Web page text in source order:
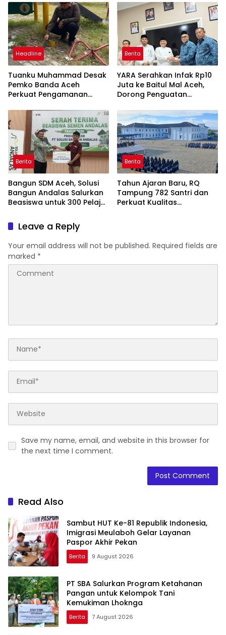
Headline
Tuanku Muhammad Desak
Pemko Banda Aceh
Perkuat Pengamanan
Berita
YARA Serahkan Infak Rp10
Juta ke Baitul Mal Aceh,
Dorong Penguatan
Amanah
Berita
Bangun SDM Aceh, Solusi
Bangun Andalas Salurkan
Beasiswa untuk 300 Pelajar
Berita
Tahun Ajaran Baru, RQ
Tampung 782 Santri dan
Perkuat Kualitas
Leave a Reply
Your email address will not be published. Required fields are
marked *
Save my name, email, and website in this browser for
the next time I comment.
Read Also
Sambut HUT Ke-81 Republik Indonesia,
Imigrasi Meulaboh Gelar Layanan
Paspor Akhir Pekan
Berita 9 August 2026
PT SBA Salurkan Program Ketahanan
Pangan untuk Kelompok Tani
Kemukiman Lhoknga
Berita 7 August 2026